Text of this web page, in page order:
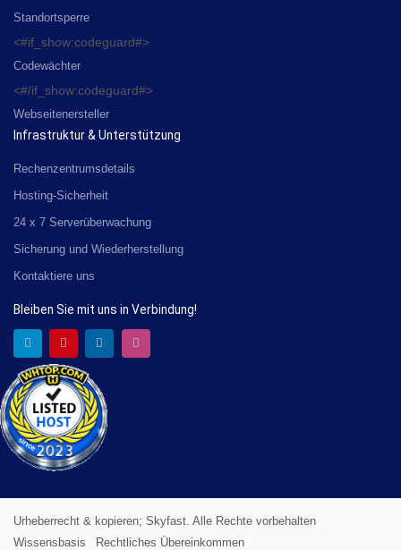
Standortsperre
<#if_show:codeguard#>
Codewächter
<#/if_show:codeguard#>
Webseitenersteller
Infrastruktur & Unterstützung
Rechenzentrumsdetails
Hosting-Sicherheit
24 x 7 Serverüberwachung
Sicherung und Wiederherstellung
Kontaktiere uns
Bleiben Sie mit uns in Verbindung!
Urheberrecht & kopieren; Skyfast. Alle Rechte vorbehalten
Wissensbasis
Rechtliches Übereinkommen